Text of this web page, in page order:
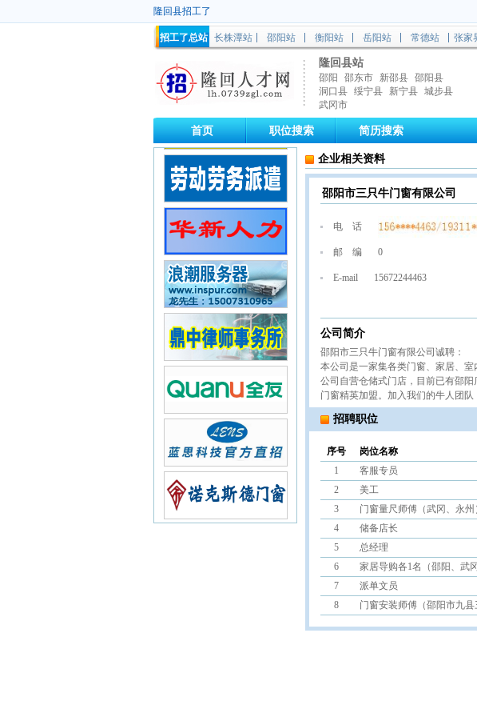
隆回县招工了
招工了总站 长株潭站 邵阳站 衡阳站 岳阳站 常德站 张家
隆回县站
邵阳 邵东市 新邵县 邵阳县
洞口县 绥宁县 新宁县 城步县
武冈市
首页 职位搜索 简历搜索
企业相关资料
邵阳市三只牛门窗有限公司
电 话
邮 编 0
E-mail 15672244463
公司简介
邵阳市三只牛门窗有限公司诚聘：
本公司是一家集各类门窗、家居、
公司自营仓储式门店，目前已有邵
门窗精英加盟。加入我们的牛人团
招聘职位
序号 岗位名称
1
客服专员
2
美工
3
门窗量尺师傅（武冈、永州
4
储备店长
5
总经理
6
家居导购各1名（邵阳、武
7
派单文员
8
门窗安装师傅（邵阳市九县